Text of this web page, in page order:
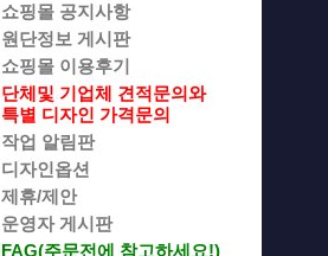
쇼핑몰 공지사항
원단정보 게시판
쇼핑몰 이용후기
단체및 기업체 견적문의와
특별 디자인 가격문의
작업 알림판
디자인옵션
제휴/제안
운영자 게시판
FAG(주문전에 참고하세요!)